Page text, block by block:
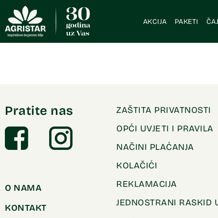
AKCIJA PAKETI
Pratite nas
O NAMA
KONTAKT
ZAŠTITA PRIVATNOSTI
OPĆI UVJETI I PRAVILA
NAČINI PLAĆANJA
KOLAČIĆI
REKLAMACIJA
JEDNOSTRANI RASKID